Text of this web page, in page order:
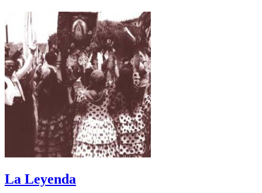
La Leyenda